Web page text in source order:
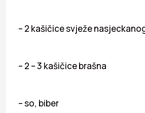
– 2 kašičice svježe
– 2 – 3 kašičice brašna
– so, biber